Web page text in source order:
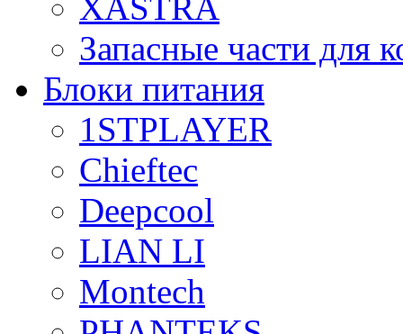
XASTRA
Запасные части для
Блоки питания
1STPLAYER
Chieftec
Deepcool
LIAN LI
Montech